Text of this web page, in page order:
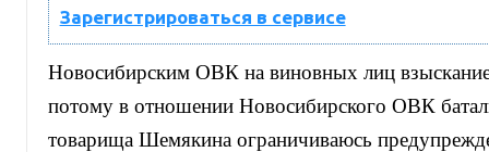
Зарегистрироваться в сервисе
Новосибирским ОВК на виновных лиц
потому в отношении Новосибирского ОВК
товарища Шемякина ограничиваюсь